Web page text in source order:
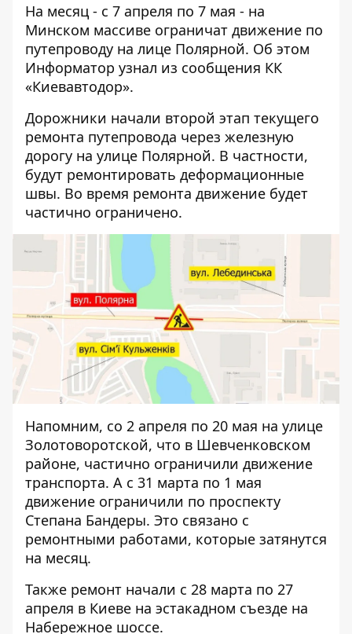
На месяц - с 7 апреля по 7 мая - на
Минском массиве ограничат движение по
путепроводу на лице Полярной. Об этом
Информатор узнал из сообщения КК
«Киевавтодор».
Дорожники начали второй этап текущего
ремонта путепровода через железную
дорогу на улице Полярной. В частности,
будут ремонтировать деформационные
швы. Во время ремонта движение будет
частично ограничено.
Напомним, со 2 апреля по 20 мая на улице
Золотоворотской, что в Шевченковском
районе, частично ограничили движение
транспорта. А с 31 марта по 1 мая
движение ограничили по проспекту
Степана Бандеры. Это связано с
ремонтными работами, которые затянутся
на месяц.
Также ремонт начали с 28 марта по 27
апреля в Киеве на эстакадном съезде на
Набережное шоссе.